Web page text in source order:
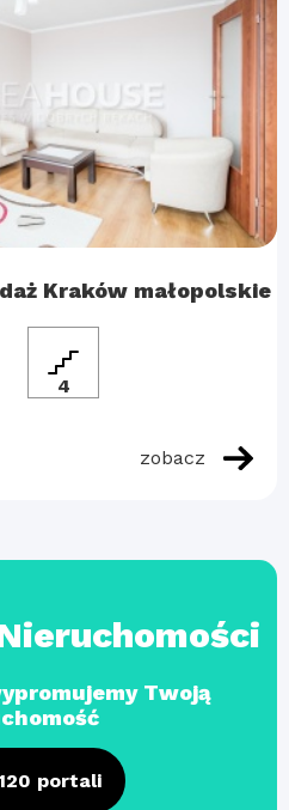
Kraków małopolskie
4
zobacz
Twoją
portali